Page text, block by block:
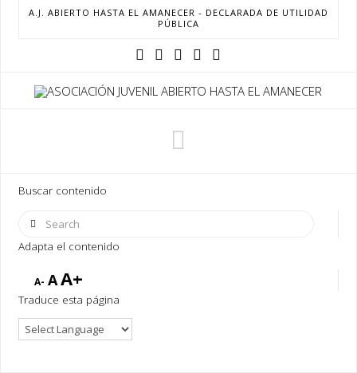
A.J. ABIERTO HASTA EL AMANECER - DECLARADA DE UTILIDAD
PÚBLICA
Buscar contenido
Search
Adapta el contenido
A- AA+
Traduce esta página